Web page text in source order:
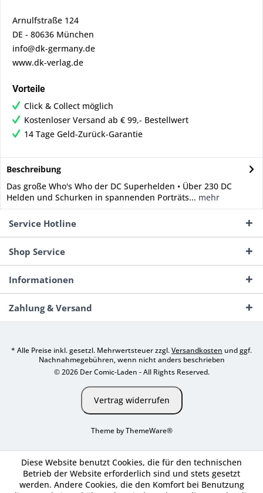
Arnulfstraße 124
DE - 80636 München
info@dk-germany.de
www.dk-verlag.de
Vorteile
Click & Collect möglich
Kostenloser Versand ab € 99,- Bestellwert
14 Tage Geld-Zurück-Garantie
Beschreibung
Das große Who's Who der DC Superhelden • Über 230 DC
Helden und Schurken in spannenden Porträts... mehr
Service Hotline
Shop Service
Informationen
Zahlung & Versand
* Alle Preise inkl. gesetzl. Mehrwertsteuer zzgl.Versandkosten und ggf.
Nachnahmegebühren, wenn nicht anders beschrieben
© 2026 Der Comic-Laden - All Rights Reserved.
Vertrag widerrufen
Theme byThemeWare®
Diese Website benutzt Cookies, die für den technischen
Betrieb der Website erforderlich sind und stets gesetzt
werden. Andere Cookies, die den Komfort bei Benutzung